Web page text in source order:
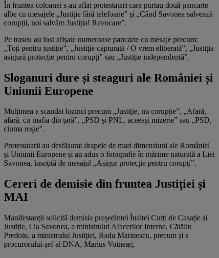
În fruntea coloanei s-au aflat protestatari care purtau două pancarte
albe cu mesajele „Justiție fără telefoane” și „Când Savonea salvează
corupții, noi salvăm Justiția! Revocare”.
Pe traseu au fost afișate numeroase pancarte cu mesaje precum:
„Toți pentru justiție”, „Justiție capturată / O vrem eliberată”, „Justiția
asigură protecție pentru corupți” sau „Justiție independentă”.
Sloganuri dure și steaguri ale României și
Uniunii Europene
Mulțimea a scandat lozinci precum „Justiție, nu corupție”, „Afară,
afară, cu mafia din țară”, „PSD și PNL, aceeași mizerie” sau „PSD,
ciuma roșie”.
Protestatarii au desfășurat drapele de mari dimensiuni ale României
și Uniunii Europene și au adus o fotografie în mărime naturală a Liei
Savonea, însoțită de mesajul „Asigur protecție pentru corupți”.
Cereri de demisie din fruntea Justiției și
MAI
Manifestanții solicită demisia președintei Înaltei Curți de Casație și
Justiție, Lia Savonea, a ministrului Afacerilor Interne, Cătălin
Predoiu, a ministrului Justiției, Radu Marinescu, precum și a
procurorului-șef al DNA, Marius Voineag.